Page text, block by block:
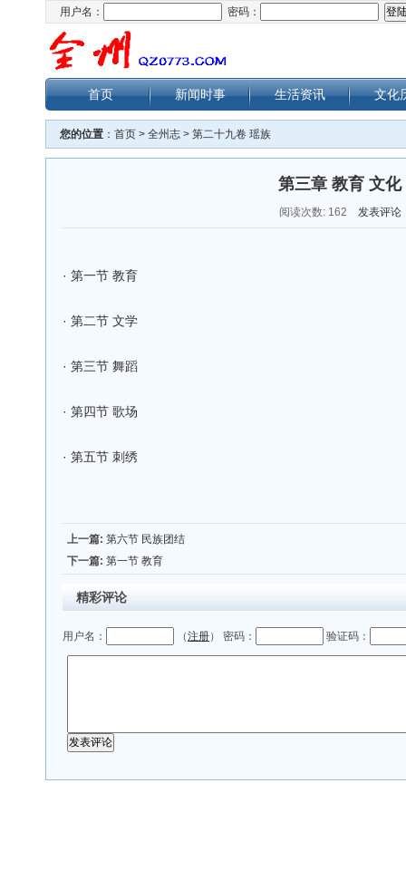
用户名： 密码：
首页 新闻时事 生活资讯 文化
您的位置 ： 首页 > 全州志 > 第二十九卷 瑶族
第三章 教育 文化
阅读次数: 162 发表评论
· 第一节 教育
· 第二节 文学
· 第三节 舞蹈
· 第四节 歌场
· 第五节 刺绣
上一篇: 第六节 民族团结
下一篇: 第一节 教育
精彩评论
用户名： （注册） 密码： 验证码：